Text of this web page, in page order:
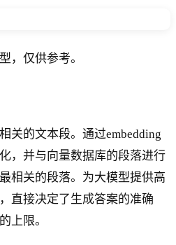
，仅供参考。
关的文本段。通过embedding
，并与向量数据库的段落进行
相关的段落。为大模型提供高
直接决定了生成答案的准确
上限。